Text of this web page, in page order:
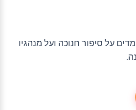
על סיפור חנוכה ועל מנהגיו